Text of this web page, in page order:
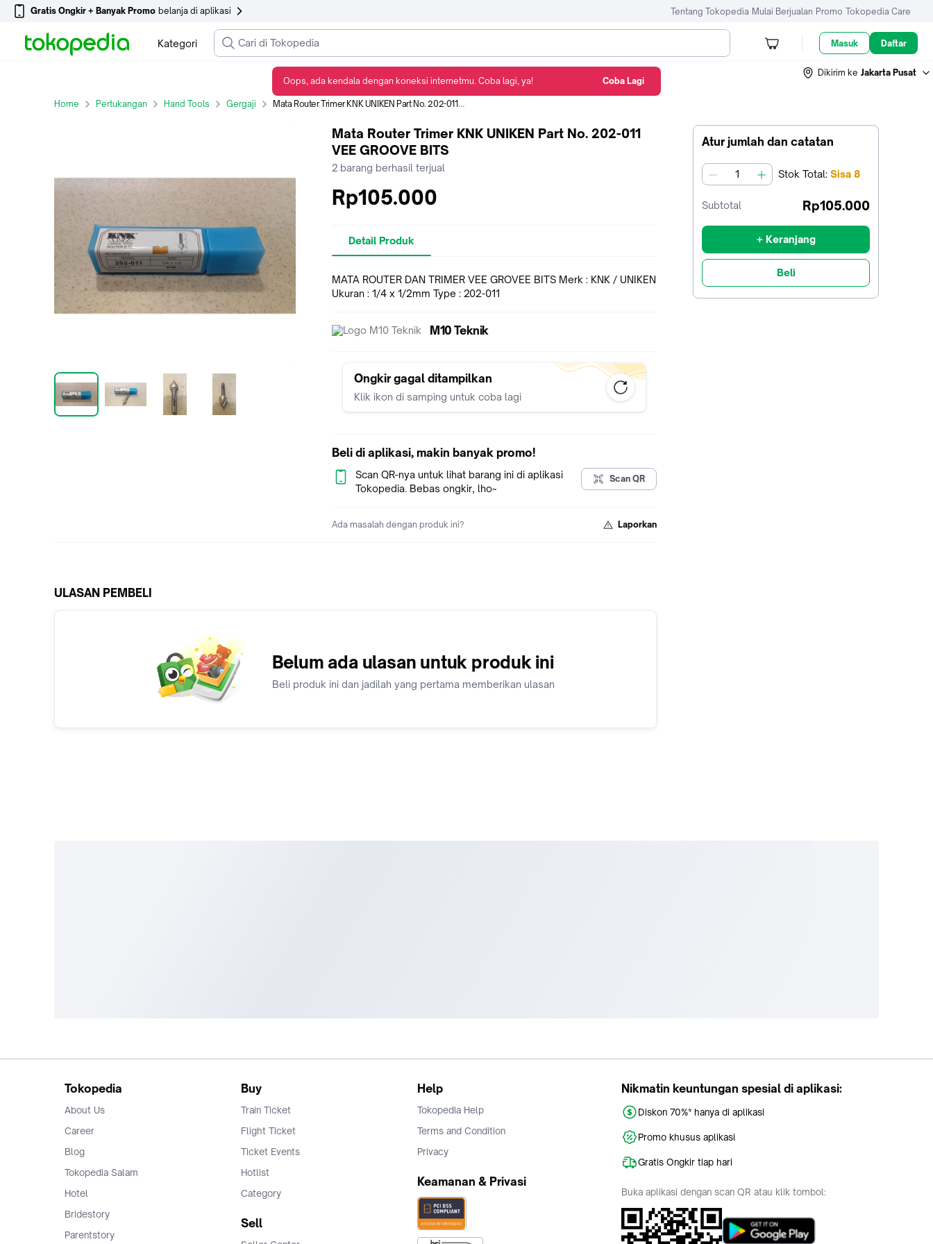
Gratis Ongkir + Banyak Promo belanja di aplikasi Tentang Tokopedia Mulai Berjualan Promo Tokopedia Care
Kategori Masuk Daftar
Dikirim ke Jakarta Pusat
Home Pertukangan Hand Tools Gergaji Mata Router Trimer KNK UNIKEN Part No. 202-011 VEE GROOVE BITS
Atur jumlah dan catatan
jumlah Stok Total: Sisa 8
Subtotal Rp105.000
+ Keranjang
Beli
Mata Router Trimer KNK UNIKEN Part No. 202-011
VEE GROOVE BITS
2 barang berhasil terjual
Rp105.000
Detail Produk
MATA ROUTER DAN TRIMER VEE GROVEE BITS Merk : KNK / UNIKEN
Ukuran : 1/4 x 1/2mm Type : 202-011
M10 Teknik
Ongkir gagal ditampilkan
Klik ikon di samping untuk coba lagi
Beli di aplikasi, makin banyak promo!
Scan QR-nya untuk lihat barang ini di aplikasi
Tokopedia. Bebas ongkir, lho~
Scan QR
Ada masalah dengan produk ini? Laporkan
ULASAN PEMBELI
Belum ada ulasan untuk produk ini
Beli produk ini dan jadilah yang pertama memberikan ulasan
Tokopedia
About Us
Career
Blog
Tokopedia Salam
Hotel
Bridestory
Parentstory
Buy
Train Ticket
Flight Ticket
Ticket Events
Hotlist
Category
Sell
Help
Tokopedia Help
Terms and Condition
Privacy
Keamanan & Privasi
Nikmatin keuntungan spesial di aplikasi:
Diskon 70%* hanya di aplikasi
Promo khusus aplikasi
Gratis Ongkir tiap hari
Buka aplikasi dengan scan QR atau klik tombol:
Oops, ada kendala dengan koneksi internetmu. Coba lagi, ya! Coba Lagi